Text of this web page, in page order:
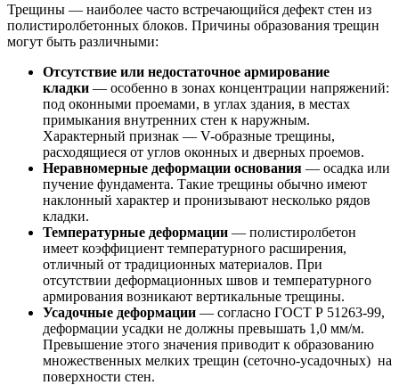
Трещины — наиболее часто встречающийся дефект стен из
полистиролбетонных блоков. Причины образования трещин
могут быть различными:
Отсутствие или недостаточное армирование
кладки — особенно в зонах концентрации напряжений:
под оконными проемами, в углах здания, в местах
примыкания внутренних стен к наружным.
Характерный признак — V-образные трещины,
расходящиеся от углов оконных и дверных проемов.
Неравномерные деформации основания — осадка или
пучение фундамента. Такие трещины обычно имеют
наклонный характер и пронизывают несколько рядов
кладки.
Температурные деформации — полистиролбетон
имеет коэффициент температурного расширения,
отличный от традиционных материалов. При
отсутствии деформационных швов и температурного
армирования возникают вертикальные трещины.
Усадочные деформации — согласно ГОСТ Р 51263-99,
деформации усадки не должны превышать 1,0 мм/м.
Превышение этого значения приводит к образованию
множественных мелких трещин (сеточно-усадочных) на
поверхности стен.